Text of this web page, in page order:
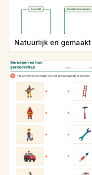
Natuurlijk en gemaakt